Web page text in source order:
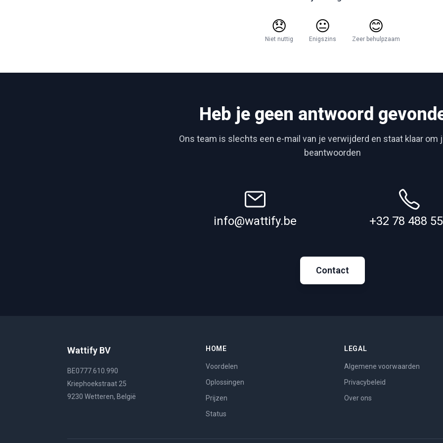
😞
Niet nuttig
😐
Enigszins
😊
Zeer behulpzaam
Heb je geen antwoord
Ons team is slechts een e-mail van je verwijderd en staat klaar om
beantwoorden
info@wattify.be +32 78 488
Contact
Wattify BV
BE0777.610.990
Kriephoekstraat 25
9230 Wetteren, België
HOME
Voordelen
Oplossingen
Prijzen
Status
LEGAL
Algemene voorwaarden
Privacybeleid
Over ons